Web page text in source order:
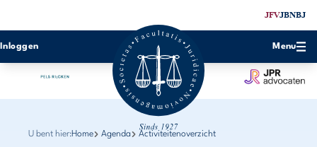
JFVJBNBJ
Inloggen Menu
U bent hier:Home Agenda Activiteitenoverzicht